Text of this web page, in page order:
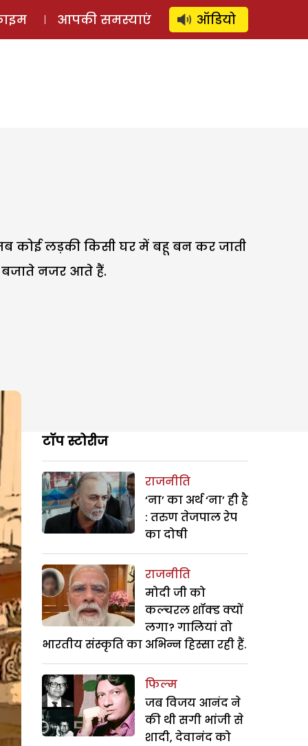
लॉग इन ⚲ SUBSCRIBE
आपकी समस्याएं ऑडियो
कोई लड़की किसी घर में बहू बन कर जाती
बजाते नजर आते हैं.
टॉप स्टोरीज
राजनीति
‘ना’ का अर्थ ‘ना’ ही है
: तरुण तेजपाल रेप
का दोषी
राजनीति
मोदी जी को
कल्चरल शॉक्ड क्यों
लगा? गालियां तो
भारतीय संस्कृति का अभिन्न हिस्सा रही हैं.
फिल्म
जब विजय आनंद ने
की थी सगी भांजी से
शादी, देवानंद को